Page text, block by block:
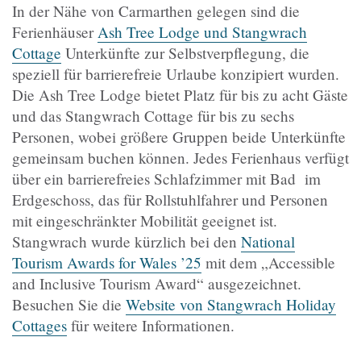
In der Nähe von Carmarthen gelegen sind die
FerienhäuserAsh Tree Lodge und Stangwrach
Cottage Unterkünfte zur Selbstverpflegung, die
speziell für barrierefreie Urlaube konzipiert wurden.
Die Ash Tree Lodge bietet Platz für bis zu acht Gäste
und das Stangwrach Cottage für bis zu sechs
Personen, wobei größere Gruppen beide Unterkünfte
gemeinsam buchen können. Jedes Ferienhaus verfügt
über ein barrierefreies Schlafzimmer mit Bad im
Erdgeschoss, das für Rollstuhlfahrer und Personen
mit eingeschränkter Mobilität geeignet ist.
Stangwrach wurde kürzlich bei den National
Tourism Awards for Wales ’25 mit dem „Accessible
and Inclusive Tourism Award“ ausgezeichnet.
Besuchen Sie die Website von Stangwrach Holiday
Cottages für weitere Informationen.